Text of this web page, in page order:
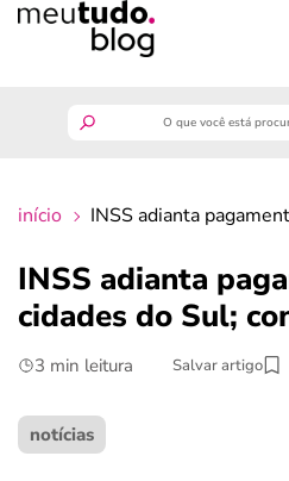
finanças
benefícios
crédito fácil
início INSS adianta
INSS adianta
cidades do Sul;
3 min leitura Salvar artigo
notícias